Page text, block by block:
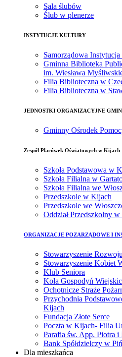
Sala ślubów
Ślub w plenerze
INSTYTUCJE KULTURY
Samorządowa
Gminna Biblioteka
im. Wiesława
Filia Biblioteczna w
Filia Biblioteczna w
JEDNOSTKI ORGANIZACYJNE
Gminny Ośrodek
Zespół Placówek Oświatowych w Kijach
Szkoła Podstawowa w
Szkoła Filialna w
Szkoła Filialna we
Przedszkole w Kijach
Przedszkole we
Oddział Przedszkolny
ORGANIZACJE POZARZĄDOWE I
Stowarzyszenie
Stowarzyszenie Kobiet
Klub Seniora
Koła Gospodyń
Ochotnicze Straże
Przychodnia
Kijach
Fundacja Złote Serce
Poczta w Kijach- Filia
Parafia św. App. Piotra i
Bank Spółdzielczy w
Dla mieszkańca